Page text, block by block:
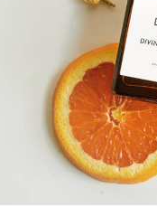
Lorem ipsum dolor sit